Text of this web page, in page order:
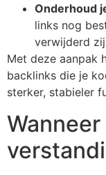
Onderhoud
links nog
verwijderd
Met deze aanpak
backlinks die je
sterker, stabieler